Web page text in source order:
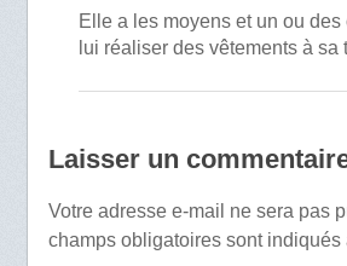
Elle a les moyens et un ou
lui réaliser des vêtements à sa
Laisser un
Votre adresse e-mail ne sera pas
champs obligatoires sont indiqués